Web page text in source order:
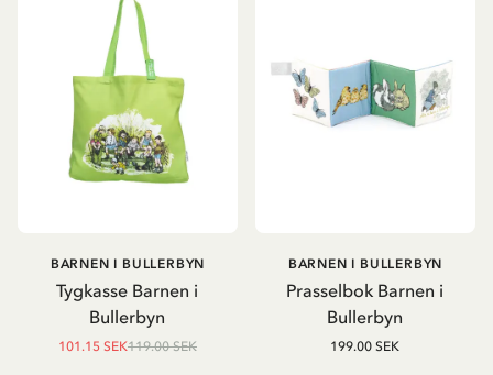
Tygkasse Barnen i
Bullerbyn
BARNEN I BULLERBYN
101.15 SEK119.00 SEK
Prasselbok Barnen i
Bullerbyn
BARNEN I BULLERBYN
199.00 SEK